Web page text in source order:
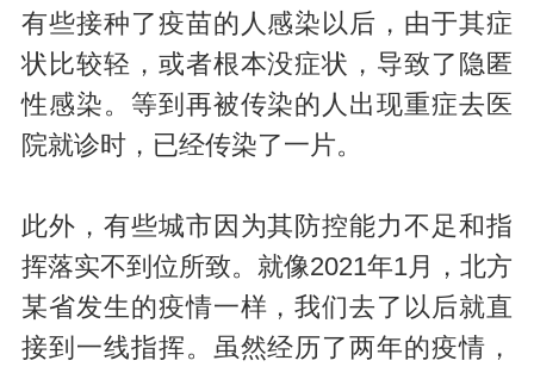
有些接种了疫苗的人感染以后，由于其症
状比较轻，或者根本没症状，导致了隐匿
性感染。等到再被传染的人出现重症去医
院就诊时，已经传染了一片。
此外，有些城市因为其防控能力不足和指
挥落实不到位所致。就像2021年1月，北方
某省发生的疫情一样，我们去了以后就直
接到一线指挥。虽然经历了两年的疫情，